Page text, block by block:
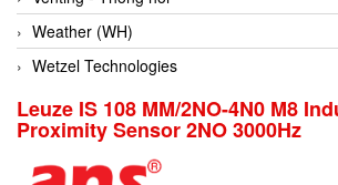
Coulton
Crouzet
Crowcon
Crutec Dust Zero Vietnam
Crydom
Weather (WH)
Wetzel Technologies
Leuze IS 108 MM/2NO-4N0 M8
Proximity Sensor 2NO 3000Hz